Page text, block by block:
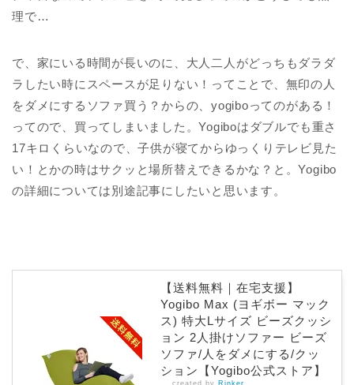
理で…
で、家にいる時間が長いのに、大人二人がどっちもダラダ
ラしたい時にスペースが足りない！ってことで、無印の人
をダメにするソファ買う？からの、yogiboってのがある！
ってので、買ってしまいました。Yogiboはダブルでも重さ
17キロくらいなので、子供が寝てからゆっくりテレビ見た
い！とかの時はサクッと場所替えできるかな？と。Yogibo
の詳細については別途記事にしたいと思います。
【送料無料｜在宅支援】
Yogibo Max (ヨギボー マック
ス) 特大Lサイズ ビーズクッシ
ョン 2人掛けソファー ビーズ
ソファ/人をダメにする/クッ
ション【Yogibo公式ストア】